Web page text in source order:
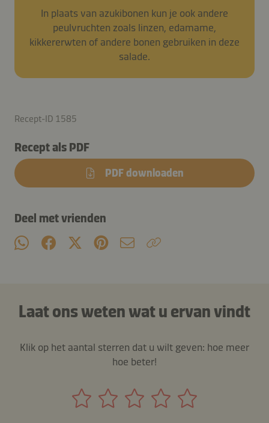
In plaats van azukibonen kun je ook andere
peulvruchten zoals linzen, edamame,
kikkererwten of andere bonen gebruiken in deze
salade.
Recept-ID 1585
Recept als PDF
PDF downloaden
Deel met vrienden
Laat ons weten wat u ervan vindt
Klik op het aantal sterren dat u wilt geven: hoe meer
hoe beter!